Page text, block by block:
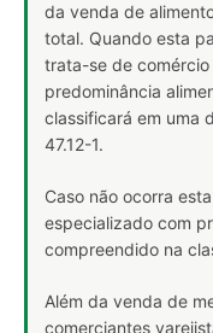
da venda de
total. Quando esta
trata-se de
predominância
classificará em uma
47.12-1.
Caso não ocorra
especializado com
compreendido na
Além da venda de
comerciantes